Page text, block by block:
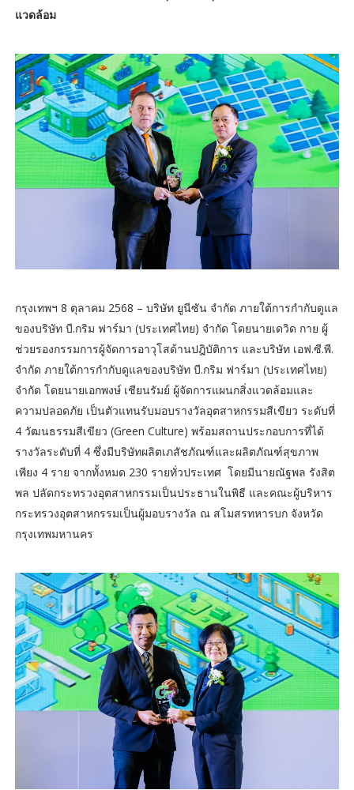
แวดล้อม
กรุงเทพฯ 8 ตุลาคม 2568 – บริษัท ยูนีซัน จำกัด ภายใต้การกำกับดูแล
ของบริษัท บี.กริม ฟาร์มา (ประเทศไทย) จำกัด โดยนายเดวิด กาย ผู้
ช่วยรองกรรมการผู้จัดการอาวุโสด้านปฎิบัติการ และบริษัท เอฟ.ซี.พี.
จำกัด ภายใต้การกำกับดูแลของบริษัท บี.กริม ฟาร์มา (ประเทศไทย)
จำกัด โดยนายเอกพงษ์ เชียนรัมย์ ผู้จัดการแผนกสิ่งแวดล้อมและ
ความปลอดภัย เป็นตัวแทนรับมอบรางวัลอุตสาหกรรมสีเขียว ระดับที่
4 วัฒนธรรมสีเขียว (Green Culture) พร้อมสถานประกอบการที่ได้
รางวัลระดับที่ 4 ซึ่งมีบริษัทผลิตเภสัชภัณฑ์และผลิตภัณฑ์สุขภาพ
เพียง 4 ราย จากทั้งหมด 230 รายทั่วประเทศ โดยมีนายณัฐพล รังสิต
พล ปลัดกระทรวงอุตสาหกรรมเป็นประธานในพิธี และคณะผู้บริหาร
กระทรวงอุตสาหกรรมเป็นผู้มอบรางวัล ณ สโมสรทหารบก จังหวัด
กรุงเทพมหานคร